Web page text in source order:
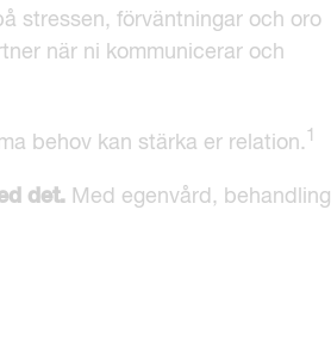
stressen, förväntningar och oro
när ni kommunicerar och
behov kan stärka er relation. 1
det. Med egenvård, behandling